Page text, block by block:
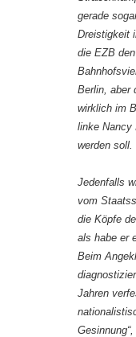
gerade
Dreistigkeit
die EZB
Berlin, aber
wirklich im
linke Nancy
werden soll.
Jedenfalls
vom
die Köpfe
als habe er
Beim
Jahren